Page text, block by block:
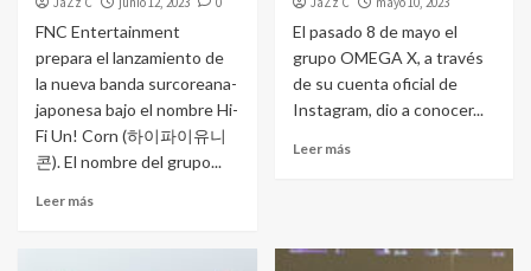
FNC Entertainment
prepara el lanzamiento de
la nueva banda surcoreana-
japonesa bajo el nombre Hi-
Fi Un! Corn (하이파이유니
콘). El nombre del grupo...
Leer más
El pasado 8 de mayo el
grupo OMEGA X, a través
de su cuenta oficial de
Instagram, dio a conocer...
Leer más